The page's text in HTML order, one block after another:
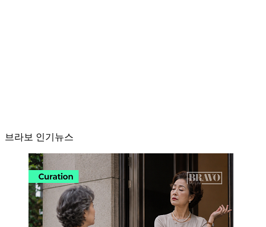
브라보 인기뉴스